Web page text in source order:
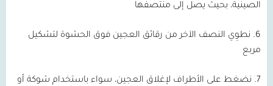
الصينية، بحيث يصل إلى منتصفها
6.
نطوِي النصف الآخر من رقائق العجين فوق الحشوة لتشكيل
مربع
7.
نضغط على الأطراف لإغلاق العجين، سواء باستخدام شوكة أو